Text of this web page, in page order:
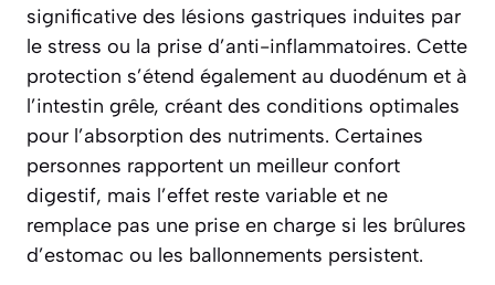
significative des lésions gastriques induites par
le stress ou la prise d’anti-inflammatoires. Cette
protection s’étend également au duodénum et à
l’intestin grêle, créant des conditions optimales
pour l’absorption des nutriments. Certaines
personnes rapportent un meilleur confort
digestif, mais l’effet reste variable et ne
remplace pas une prise en charge si les brûlures
d’estomac ou les ballonnements persistent.